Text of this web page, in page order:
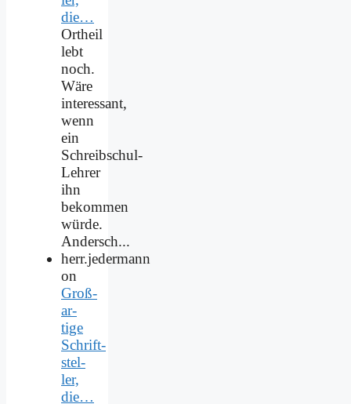
die…
Ortheil
lebt
noch.
Wäre
interessant,
wenn
ein
Schreibschul-
Lehrer
ihn
bekommen
würde.
Andersch...
herr.jedermann
on
Groß­
ar­
ti­ge
Schrift­
stel­
ler,
die…